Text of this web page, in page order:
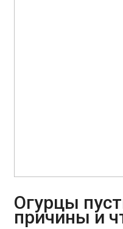
Огурцы
причины и